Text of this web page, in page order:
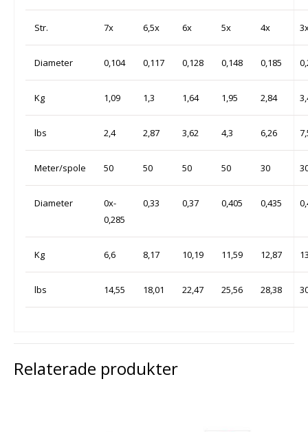
Str. 7x 6,5x 6x 5x 4x
Diameter 0,104 0,117 0,128 0,148 0,185
Kg 1,09 1,3 1,64 1,95 2,84
lbs 2,4 2,87 3,62 4,3 6,26
Meter/spole 50 50 50 50 30
Diameter
0x-
0,285
0,33 0,37 0,405 0,435
Kg 6,6 8,17 10,19 11,59 12,87
lbs 14,55 18,01 22,47 25,56 28,38
Relaterade produkter